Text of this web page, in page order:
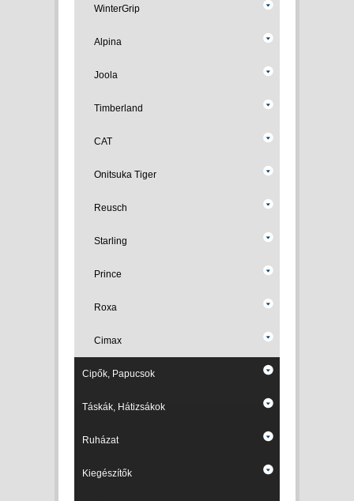
WinterGrip
Alpina
Joola
Timberland
CAT
Onitsuka Tiger
Reusch
Starling
Prince
Roxa
Cimax
Cipők, Papucsok
Táskák, Hátizsákok
Ruházat
Kiegészítők